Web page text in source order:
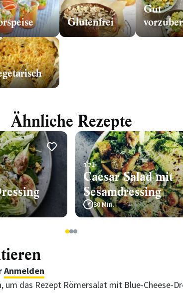
Glutenfrei
Gut
Ähnliche Rezepte
1
Caesar Salad mit
Sesamdressing
30 Min.
123
Anmelden
um das Rezept Römersalat mit Blue-Cheese-